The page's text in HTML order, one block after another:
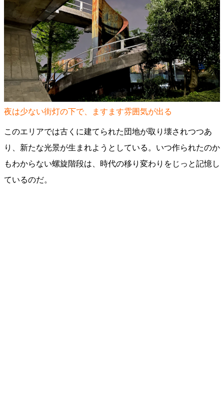
夜は少ない街灯の下で、ますます雰囲気が出る
このエリアでは古くに建てられた団地が取り壊されつつあ
り、新たな光景が生まれようとしている。いつ作られたのか
もわからない螺旋階段は、時代の移り変わりをじっと記憶し
ているのだ。